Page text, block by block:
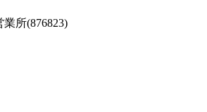
所(876823)